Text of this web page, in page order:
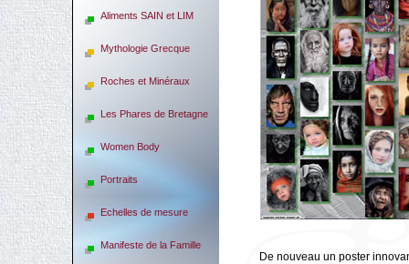
Aliments SAIN et LIM
Mythologie Grecque
Roches et Minéraux
Les Phares de Bretagne
Women Body
Portraits
Echelles de mesure
Manifeste de la Famille
De nouveau un poster